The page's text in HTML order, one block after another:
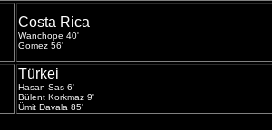
Costa Rica
Wanchope 40'
Gomez 56'
Türkei
Hasan Sas 6'
Bülent Korkmaz 9'
Ümit Davala 85'